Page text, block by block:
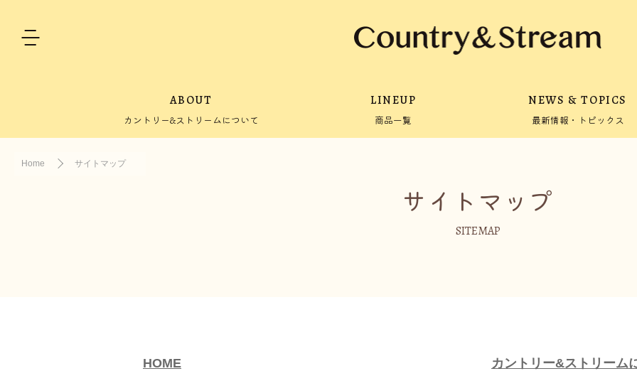
ABOUT
カントリー&ストリームについて
LINEUP
商品一覧
NEWS & TOPICS
最新情報・トピックス
Home サイトマップ
サイトマップ
SITEMAP
HOME カントリー&ストリーム